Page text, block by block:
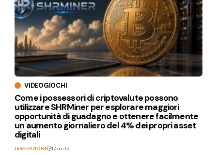
VIDEOGIOCHI
Come i possessori di criptovalute possono
utilizzare SHRMiner per esplorare maggiori
opportunità di guadagno e ottenere facilmente
un aumento giornaliero del 4% dei propri asset
digitali
DiREDAZIONE 17 ore fa